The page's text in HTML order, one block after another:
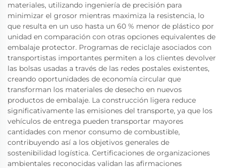
materiales, utilizando ingeniería de precisión para
minimizar el grosor mientras maximiza la resistencia, lo
que resulta en un uso hasta un 60 % menor de plástico por
unidad en comparación con otras opciones equivalentes de
embalaje protector. Programas de reciclaje asociados con
transportistas importantes permiten a los clientes devolver
las bolsas usadas a través de las redes postales existentes,
creando oportunidades de economía circular que
transforman los materiales de desecho en nuevos
productos de embalaje. La construcción ligera reduce
significativamente las emisiones del transporte, ya que los
vehículos de entrega pueden transportar mayores
cantidades con menor consumo de combustible,
contribuyendo así a los objetivos generales de
sostenibilidad logística. Certificaciones de organizaciones
ambientales reconocidas validan las afirmaciones